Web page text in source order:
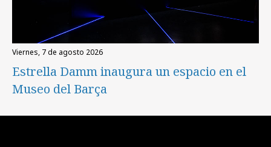
viernes, 7 de agosto 2026
Estrella Damm inaugura un espacio en el
Museo del Barça